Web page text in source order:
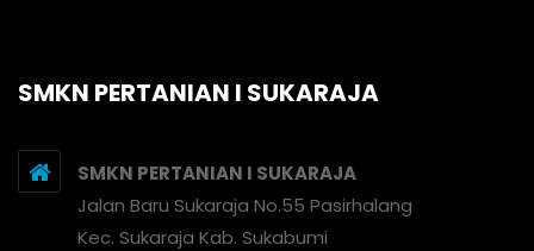
SMKN PERTANIAN I SUKARAJA
SMKN PERTANIAN I SUKARAJA
Jalan Baru Sukaraja No.55 Pasirhalang
Kec. Sukaraja Kab. Sukabumi